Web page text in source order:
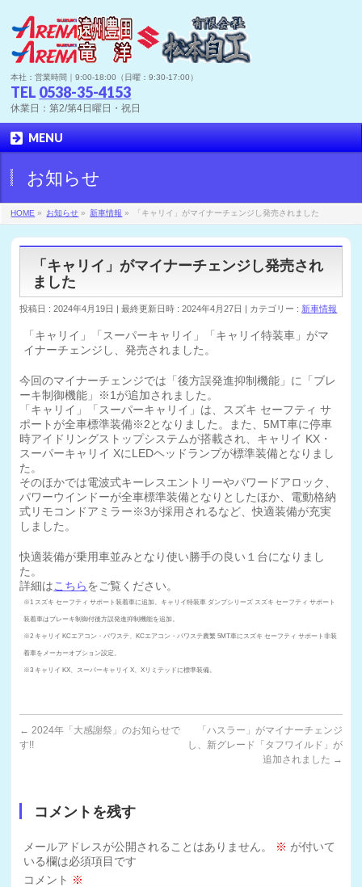
本社：営業時間｜9:00-18:00（日曜：9:30-17:00）
TEL 0538-35-4153
休業日：第2/第4日曜日・祝日
MENU
お知らせ
HOME » お知らせ » 新車情報 » 「キャリイ」がマイナーチェンジし発売されました
「キャリイ」がマイナーチェンジし発売され
ました
投稿日 : 2024年4月19日 最終更新日時 : 2024年4月27日 カテゴリー : 新車情報
「キャリイ」「スーパーキャリイ」「キャリイ特装車」がマ
イナーチェンジし、発売されました。
今回のマイナーチェンジでは「後方誤発進抑制機能」に「ブレ
ーキ制御機能」※1が追加されました。
「キャリイ」「スーパーキャリイ」は、スズキ セーフティ サ
ポートが全車標準装備※2となりました。また、5MT車に停車
時アイドリングストップシステムが搭載され、キャリイ KX・
スーパーキャリイ XにLEDヘッドランプが標準装備となりまし
た。
そのほかでは電波式キーレスエントリーやパワードアロック、
パワーウインドーが全車標準装備となりとしたほか、電動格納
式リモコンドアミラー※3が採用されるなど、快適装備が充実
しました。
快適装備が乗用車並みとなり使い勝手の良い１台になりまし
た。
詳細はこちらをご覧ください。
※1 スズキ セーフティ サポート装着車に追加。キャリイ特装車 ダンプシリーズ スズキ セーフティ サポート
装着車はブレーキ制御付後方誤発進抑制機能を追加。
※2 キャリイ KCエアコン・パワステ、KCエアコン・パワステ農繁 5MT車にスズキ セーフティ サポート非装
着車をメーカーオプション設定。
※3 キャリイ KX、スーパーキャリイ X、Xリミテッドに標準装備。
← 2024年「大感謝祭」のお知らせで
す!!
「ハスラー」がマイナーチェンジ
し、新グレード「タフワイルド」が
追加されました →
コメントを残す
メールアドレスが公開されることはありません。 ※ が付いて
いる欄は必須項目です
コメント ※